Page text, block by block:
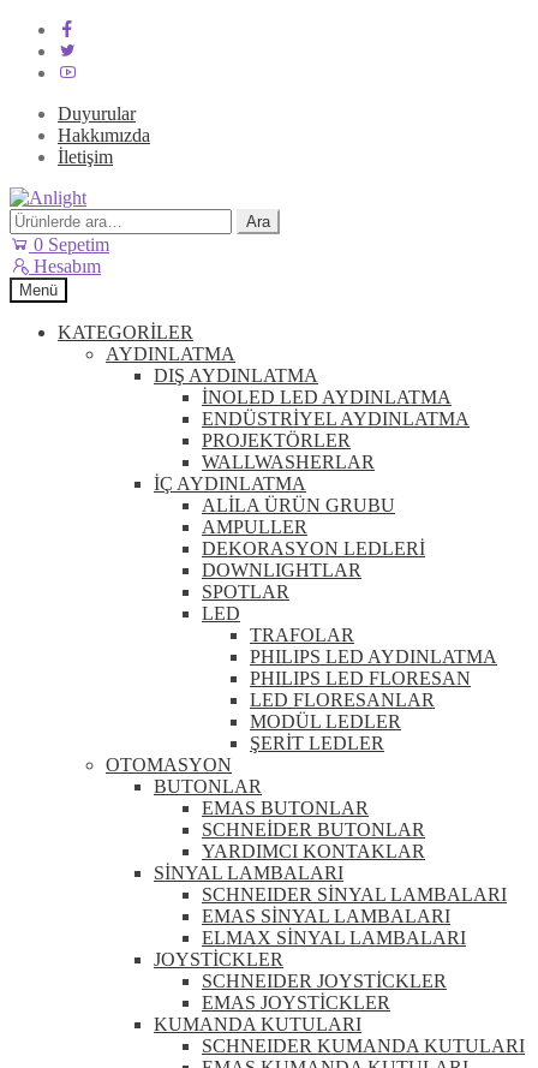
Duyurular
Hakkımızda
İletişim
Dolaşıma
geç
İçeriğe
geç
Ara: Ara
0 Sepetim
Hesabım
Menü
KATEGORİLER
AYDINLATMA
DIŞ AYDINLATMA
İNOLED LED AYDINLATMA
ENDÜSTRİYEL AYDINLATMA
PROJEKTÖRLER
WALLWASHERLAR
İÇ AYDINLATMA
ALİLA ÜRÜN GRUBU
AMPULLER
DEKORASYON LEDLERİ
DOWNLIGHTLAR
SPOTLAR
LED
TRAFOLAR
PHILIPS LED AYDINLATMA
PHILIPS LED FLORESAN
LED FLORESANLAR
MODÜL LEDLER
ŞERİT LEDLER
OTOMASYON
BUTONLAR
EMAS BUTONLAR
SCHNEİDER BUTONLAR
YARDIMCI KONTAKLAR
SİNYAL LAMBALARI
SCHNEIDER SİNYAL LAMBALARI
EMAS SİNYAL LAMBALARI
ELMAX SİNYAL LAMBALARI
JOYSTİCKLER
SCHNEIDER JOYSTİCKLER
EMAS JOYSTİCKLER
KUMANDA KUTULARI
SCHNEIDER KUMANDA KUTULARI